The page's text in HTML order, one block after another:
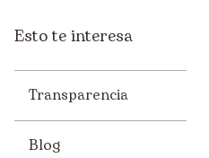
Esto te interesa
Transparencia
Blog